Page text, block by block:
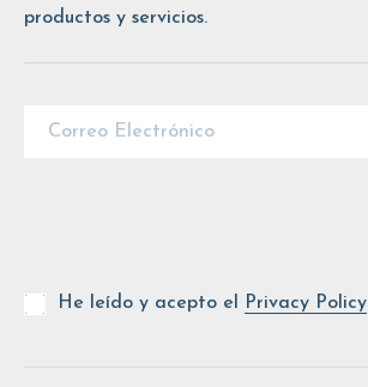
productos y servicios.
He leído y acepto el Privacy Policy